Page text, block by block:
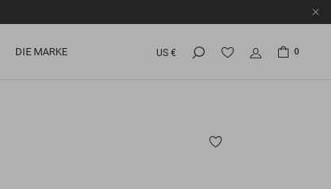
DIE MARKE US € 0